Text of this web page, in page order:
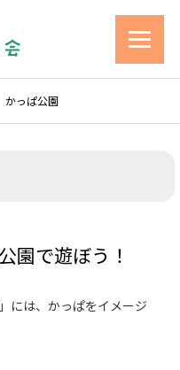
かっぱ公園
園で遊ぼう！
には、かっぱをイメージ